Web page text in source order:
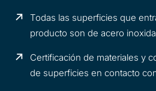
Todas las superficies que
producto son de acero
Certificación de materiales y
de superficies en contacto